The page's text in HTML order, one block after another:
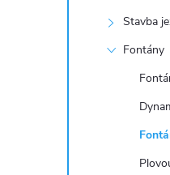
Stavba
Fontány